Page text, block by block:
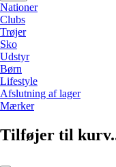
Nationer
Clubs
Trøjer
Sko
Udstyr
Børn
Lifestyle
Afslutning af lager
Mærker
Tilføjer til